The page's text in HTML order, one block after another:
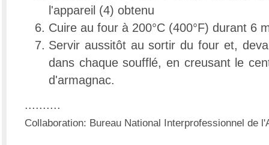
l'appareil (4) obtenu
Cuire au four à 200°C (400°F) durant 6
Servir aussitôt au sortir du four et,
dans chaque soufflé, en creusant le
d'armagnac.
..........
Collaboration: Bureau National Interprofessionnel de